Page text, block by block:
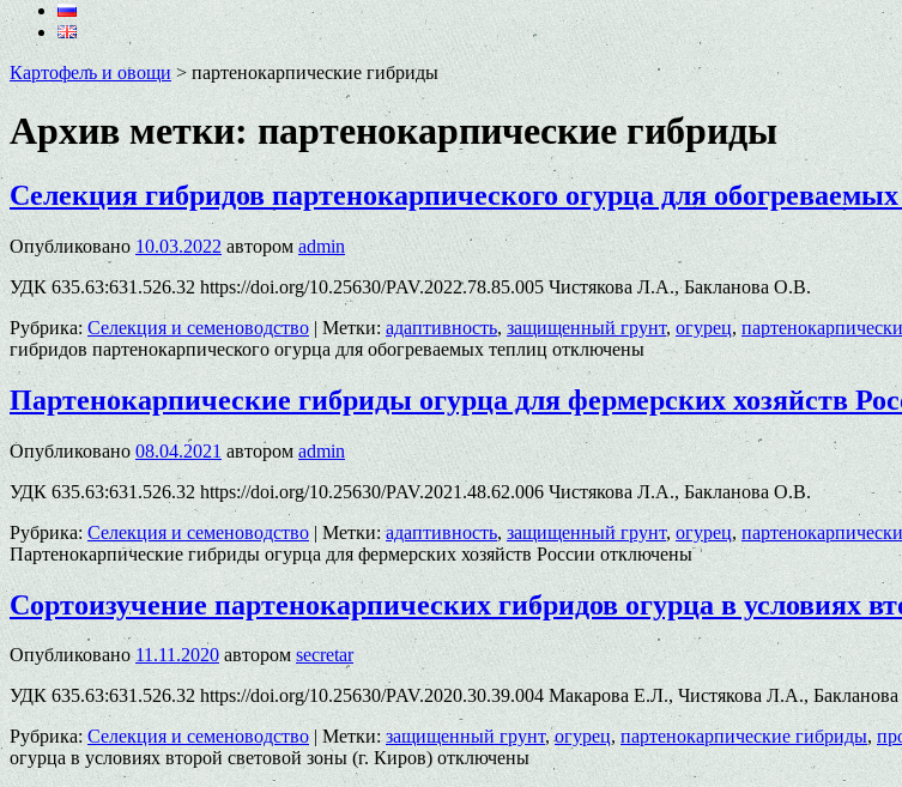
Картофель и овощи > партенокарпические гибриды
Архив метки: партенокарпические гибриды
Селекция гибридов партенокарпического огурца для
Опубликовано 10.03.2022 автором admin
УДК 635.63:631.526.32 https://doi.org/10.25630/PAV.2022.78.85.005 Чистякова Л.А., Бакланова О.В.
Рубрика: Селекция и семеноводство | Метки: адаптивность,защищенный грунт,огурец,
гибридов партенокарпического огурца для обогреваемых теплицотключены
Партенокарпические гибриды огурца для фермерских хозяйств
Опубликовано 08.04.2021 автором admin
УДК 635.63:631.526.32 https://doi.org/10.25630/PAV.2021.48.62.006 Чистякова Л.А., Бакланова О.В.
Рубрика: Селекция и семеноводство | Метки: адаптивность, защищенный грунт,огурец,
Партенокарпические гибриды огурца для фермерских хозяйств Россииотключены
Сортоизучение партенокарпических гибридов огурца в условиях
Опубликовано 11.11.2020 автором secretar
УДК 635.63:631.526.32 https://doi.org/10.25630/PAV.2020.30.39.004 Макарова Е.Л., Чистякова Л.А.,
Рубрика: Селекция и семеноводство | Метки: защищенный грунт,огурец, партенокарпические гибриды,
огурца в условиях второй световой зоны (г. Киров)отключены